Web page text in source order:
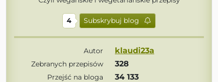
4 Subskrybuj blog
Autor klaudi23a
Zebranych przepisów 328
Przejść na bloga 34 133